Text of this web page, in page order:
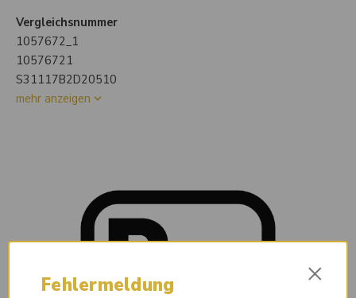
Vergleichsnummer
1057672_1
10576721
S31117B2D20510
mehr anzeigen
Fehlermeldung ×